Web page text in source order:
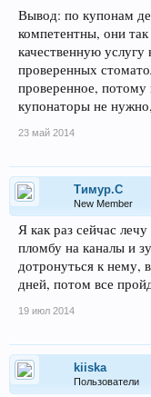
Вывод: по купонам
компетентны, они
качественную услугу
проверенных
проверенное, потому
купонаторы не
23 май 2014
Тимур.С
New Member
Я как раз сейчас
пломбу на каналы и
дотронуться к нему,
дней, потом все
19 июл 2014
kiiska
Пользователи